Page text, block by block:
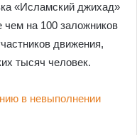
«Исламский джихад»
чем на 100 заложников
движения,
тысяч человек.
в невыполнении